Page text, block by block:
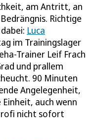
am Antritt, an
Richtige
Luca
im Trainingslager
Trainer Leif Frach
und prallem
90 Minuten
Angelegenheit,
auch wenn
nicht sofort